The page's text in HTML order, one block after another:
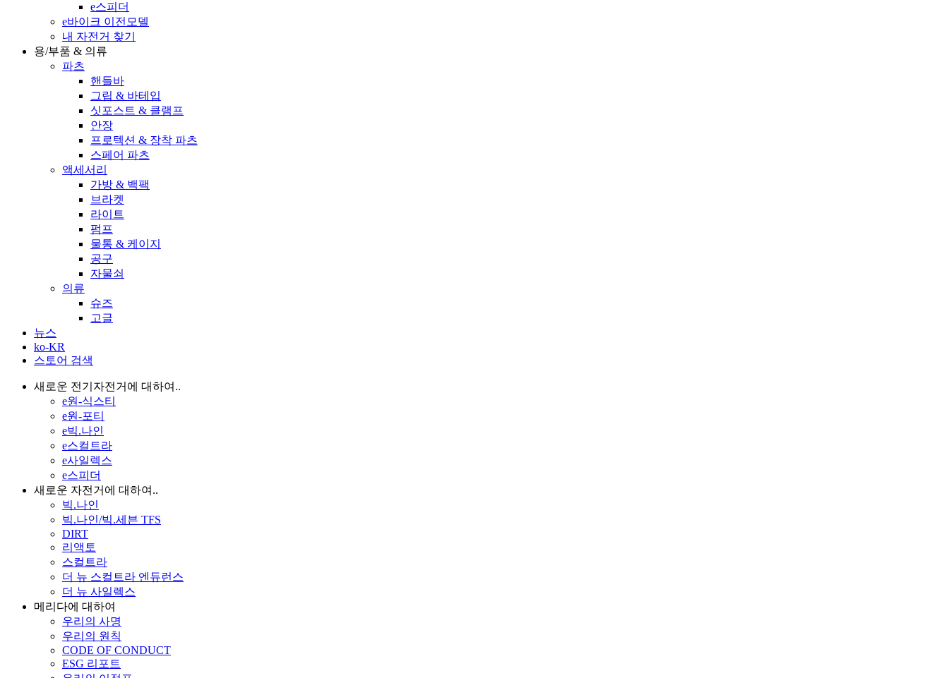
e스피더
e바이크 이전모델
내 자전거 찾기
용/부품 & 의류
파츠
핸들바
그립 & 바테입
싯포스트 & 클램프
안장
프로텍션 & 장착 파츠
스페어 파츠
액세서리
가방 & 백팩
브라켓
라이트
펌프
물통 & 케이지
공구
자물쇠
의류
슈즈
고글
뉴스
ko-KR
스토어 검색
새로운 전기자전거에 대하여..
e원-식스티
e원-포티
e빅.나인
e스컬트라
e사일렉스
e스피더
새로운 자전거에 대하여..
빅.나인
빅.나인/빅.세븐 TFS
DIRT
리액토
스컬트라
더 뉴 스컬트라 엔듀런스
더 뉴 사일렉스
메리다에 대하여
우리의 사명
우리의 원칙
CODE OF CONDUCT
ESG 리포트